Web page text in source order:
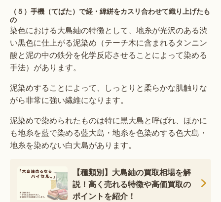
（５）手機（てばた）で経・緯絣をカスリ合わせて織り上げたも
の
染色における大島紬の特徴として、地糸が光沢のある渋
い黒色に仕上がる泥染め（テーチ木に含まれるタンニン
酸と泥の中の鉄分を化学反応させることによって染める
手法）があります。
泥染めすることによって、しっとりと柔らかな肌触りな
がら非常に強い繊維になります。
泥染めで染められたものは特に黒大島と呼ばれ、ほかに
も地糸を藍で染める藍大島・地糸を色染めする色大島・
地糸を染めない白大島があります。
【種類別】大島紬の買取相場を解
説！高く売れる特徴や高価買取の
ポイントを紹介！